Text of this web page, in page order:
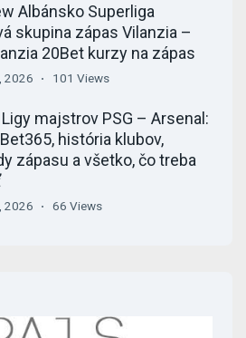
Albánsko Superliga
skupina zápas Vilanzia –
20Bet kurzy na zápas
2026 101 Views
Ligy majstrov PSG – Arsenal:
história klubov,
zápasu a všetko, čo treba
2026 66 Views